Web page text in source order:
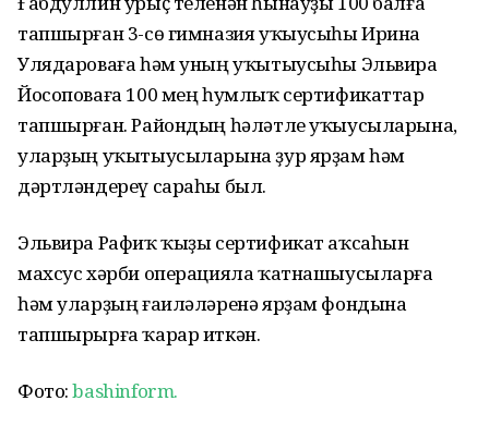
тапшырған 3-сө гимназия уҡыусыһы Ирина
Улядароваға һәм уның уҡытыусыһы Эльвира
Йосоповаға 100 мең һумлыҡ сертификаттар
тапшырған. Райондың һәләтле уҡыусыларына,
уларҙың уҡытыусыларына ҙур ярҙам һәм
дәртләндереү сараһы был.
Эльвира Рафиҡ ҡыҙы сертификат аҡсаһын
махсус хәрби операцияла ҡатнашыусыларға
һәм уларҙың ғаиләләренә ярҙам фондына
тапшырырға ҡарар иткән.
Фото:bashinform.